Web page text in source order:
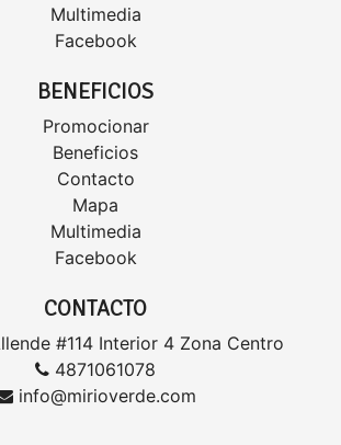
Multimedia
Facebook
BENEFICIOS
Promocionar
Beneficios
Contacto
Mapa
Multimedia
Facebook
CONTACTO
#114 Interior 4 Zona Centro
4871061078
info@mirioverde.com